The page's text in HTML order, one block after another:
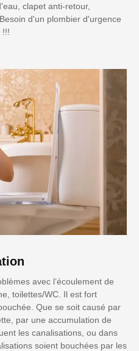
clapet anti-retour,
d'un plombier d'urgence
!!!
avec l’écoulement de
toilettes/WC. Il est fort
Que se soit causé par
par une accumulation de
les canalisations, ou dans
soient bouchées par les